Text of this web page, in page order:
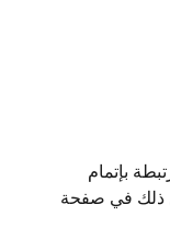
بإتمام
ذلك في صفحة